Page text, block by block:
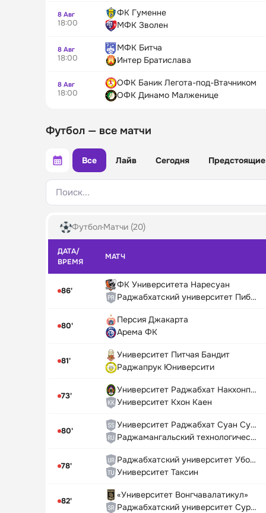
8 Авг
18:00
ФК Гуменне
МФК Зволен
8 Авг
18:00
МФК Битча
Интер Братислава
8 Авг
18:00
ОФК Баник Легота-под-Втачником
ОФК Динамо Малженице
Футбол — все матчи
Все Лайв Сегодня Предстоящие
Поиск...
Футбол Матчи (20)
ДАТА/
ВРЕМЯ
МАТЧ
86'
ФК Университета Наресуан
Раджабхатский университет Пибульсонгкрам
80'
Персия Джакарта
Арема ФК
81'
Университет Питчая Бандит
Раджапрук Юниверсити
73'
Университет Раджабхат Накхонпатхом
Университет Кхон Каен
80'
Университет Раджабхат Суан Сунанта
Раджамангальский технологический университет Раттанакосин
78'
Раджабхатский университет Убонратчатхани
Университет Таксин
82'
«Университет Вонгчавалатикул»
Раджабхатский университет Сурин